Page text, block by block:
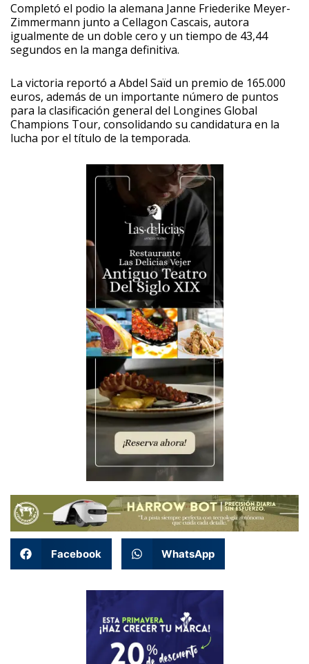
Completó el podio la alemana Janne Friederike Meyer-
Zimmermann junto a Cellagon Cascais, autora
igualmente de un doble cero y un tiempo de 43,44
segundos en la manga definitiva.
La victoria reportó a Abdel Saïd un premio de 165.000
euros, además de un importante número de puntos
para la clasificación general del Longines Global
Champions Tour, consolidando su candidatura en la
lucha por el título de la temporada.
Facebook WhatsApp